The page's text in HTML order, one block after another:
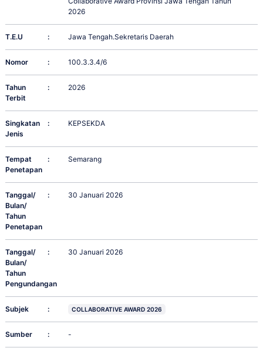
2026
T.E.U : Jawa Tengah.Sekretaris Daerah
Nomor : 100.3.3.4/6
Tahun
Terbit
: 2026
Singkatan
Jenis
: KEPSEKDA
Tempat
Penetapan
: Semarang
Tanggal/
Bulan/
Tahun
Penetapan
: 30 Januari 2026
Tanggal/
Bulan/
Tahun
Pengundangan
: 30 Januari 2026
Subjek : COLLABORATIVE AWARD 2026
Sumber : -